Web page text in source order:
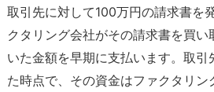
取引先に対して100万円の請求書を
クタリング会社がその請求書を買い
いた金額を早期に支払います。取引
た時点で、その資金はファクタリ